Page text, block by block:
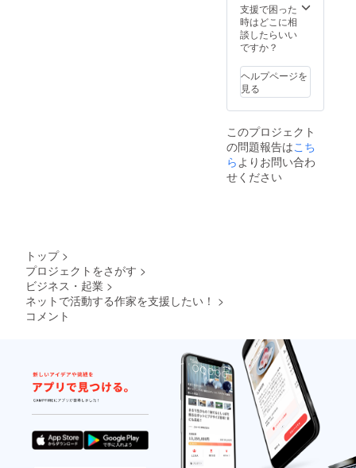
支援で困った
時はどこに相
談したらいい
ですか？
ヘルプページを
見る
このプロジェクト
の問題報告はこち
ら よりお問い合わ
せください
トップ >
プロジェクトをさがす >
ビジネス・起業 >
ネットで活動する作家を支援したい！ >
コメント